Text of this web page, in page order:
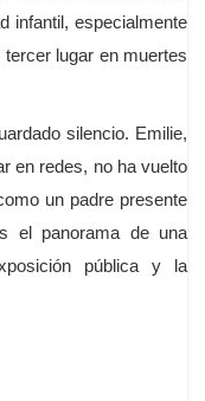
infantil, especialmente
lugar en muertes
silencio. Emilie,
en redes, no ha vuelto
un padre presente
el panorama de una
pública y la